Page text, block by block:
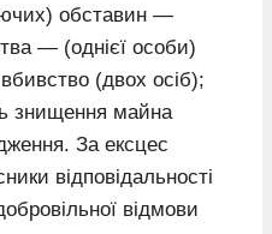
обставин —
— (однієї особи)
(двох осіб);
знищення майна
За ексцес
відповідальності
відмови